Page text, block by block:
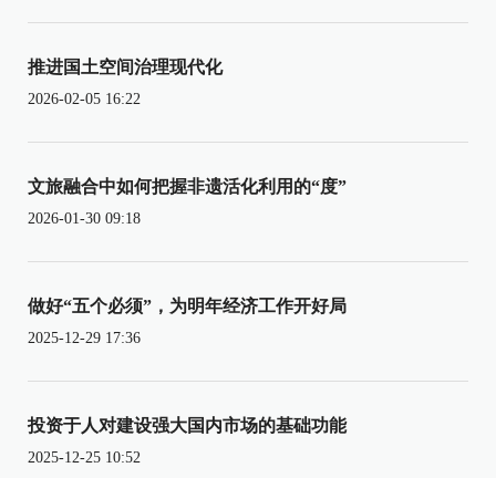
推进国土空间治理现代化
2026-02-05 16:22
文旅融合中如何把握非遗活化利用的“度”
2026-01-30 09:18
做好“五个必须”，为明年经济工作开好局
2025-12-29 17:36
投资于人对建设强大国内市场的基础功能
2025-12-25 10:52